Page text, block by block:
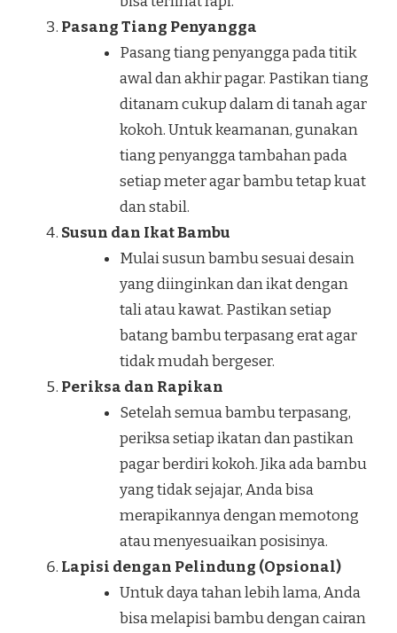
Pasang Tiang Penyangga
Pasang tiang penyangga pada titik
awal dan akhir pagar. Pastikan tiang
ditanam cukup dalam di tanah agar
kokoh. Untuk keamanan, gunakan
tiang penyangga tambahan pada
setiap meter agar bambu tetap kuat
dan stabil.
Susun dan Ikat Bambu
Mulai susun bambu sesuai desain
yang diinginkan dan ikat dengan
tali atau kawat. Pastikan setiap
batang bambu terpasang erat agar
tidak mudah bergeser.
Periksa dan Rapikan
Setelah semua bambu terpasang,
periksa setiap ikatan dan pastikan
pagar berdiri kokoh. Jika ada bambu
yang tidak sejajar, Anda bisa
merapikannya dengan memotong
atau menyesuaikan posisinya.
Lapisi dengan Pelindung (Opsional)
Untuk daya tahan lebih lama, Anda
bisa melapisi bambu dengan cairan